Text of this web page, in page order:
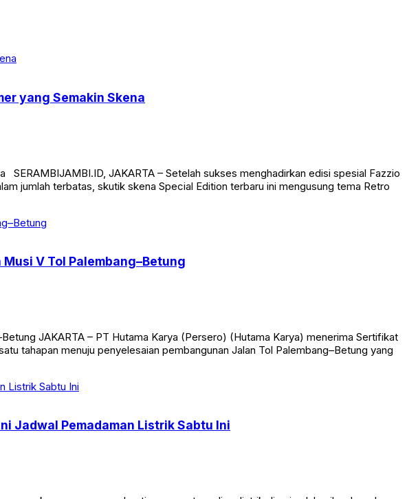
yang Semakin Skena
SERAMBIJAMBI.ID, JAKARTA – Setelah sukses menghadirkan edisi spesial Fazzio
jumlah terbatas, skutik skena Special Edition terbaru ini mengusung tema Retro
V Tol Palembang–Betung
JAKARTA – PT Hutama Karya (Persero) (Hutama Karya) menerima Sertifikat
tahapan menuju penyelesaian pembangunan Jalan Tol Palembang–Betung yang
Jadwal Pemadaman Listrik Sabtu Ini